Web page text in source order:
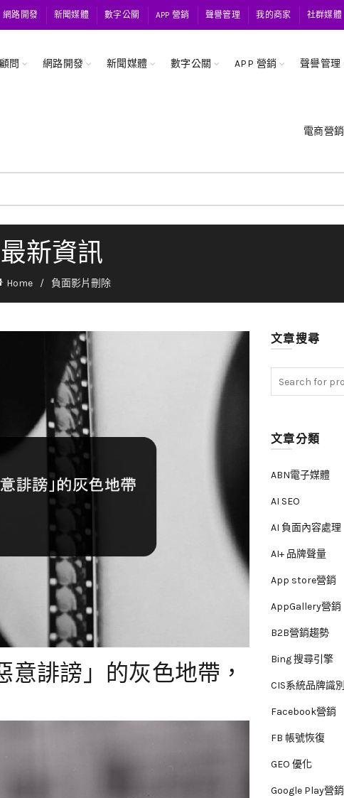
網路開發 新聞媒體 數字公關 APP 營銷 聲譽管理 我的商家 社群媒體
問 網路開發 新聞媒體 數字公關 APP 營銷 聲譽管理
電商營銷
最新資訊
Home 負面影片刪除
誹謗」的灰色地帶，
文章搜尋
文章分類
ABN電子媒體
AI SEO
AI 負面內容處理
AI+ 品牌聲量
App store營銷
AppGallery營銷
B2B營銷趨勢
Bing 搜尋引擎
CIS系統品牌識別
Facebook營銷
FB 帳號恢復
GEO 優化
Google Play營銷